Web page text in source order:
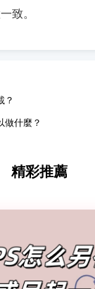
致。
？
做什麼？
精彩推薦